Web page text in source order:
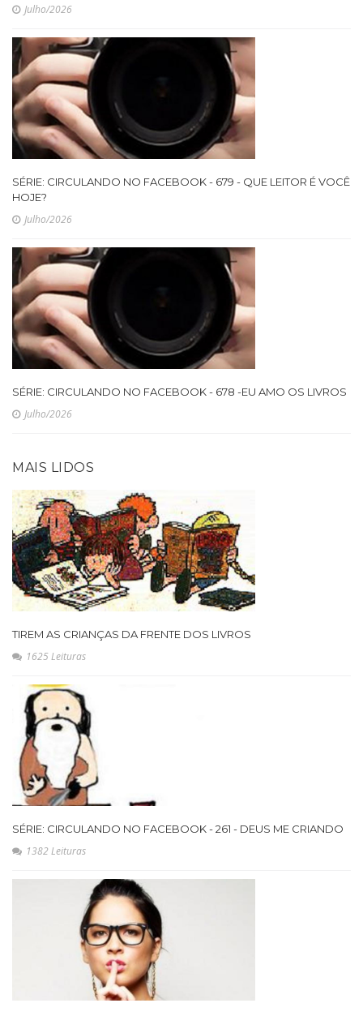
Julho/2026
SÉRIE: CIRCULANDO NO FACEBOOK - 679 - QUE LEITOR É VOCÊ
HOJE?
Julho/2026
SÉRIE: CIRCULANDO NO FACEBOOK - 678 -EU AMO OS LIVROS
Julho/2026
MAIS LIDOS
TIREM AS CRIANÇAS DA FRENTE DOS LIVROS
1625 Leituras
SÉRIE: CIRCULANDO NO FACEBOOK - 261 - DEUS ME CRIANDO
1382 Leituras